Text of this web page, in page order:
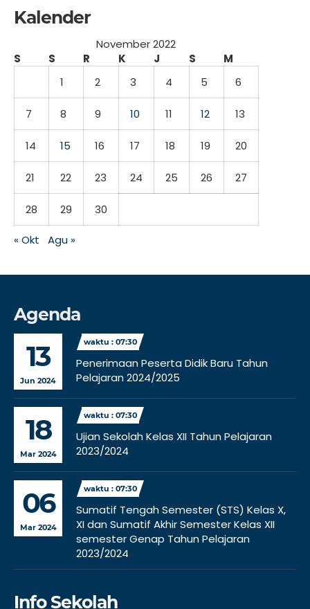
Kalender
November 2022
S
S R K J S
M
1
2 3 4 5 6
7 8 9 10 11 12 13
14 15 16 17 18 19 20
21 22 23 24 25 26 27
28 29 30
« Okt Agu »
Agenda
13
Jun 2024
waktu : 07:30
Penerimaan Peserta Didik Baru Tahun
Pelajaran 2024/2025
18
Mar 2024
waktu : 07:30
Ujian Sekolah Kelas XII Tahun Pelajaran
2023/2024
06
Mar 2024
waktu : 07:30
Sumatif Tengah Semester (STS) Kelas X,
XI dan Sumatif Akhir Semester Kelas XII
semester Genap Tahun Pelajaran
2023/2024
Info Sekolah